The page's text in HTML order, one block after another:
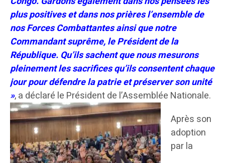
plus positives et dans nos prières l’ensemble de
nos Forces Combattantes ainsi que notre
Commandant suprême, le Président de la
République. Qu’ils sachent que nous mesurons
pleinement les sacrifices qu’ils consentent chaque
jour pour défendre la patrie et préserver son unité
», a déclaré le Président de l’Assemblée Nationale.
Après son
adoption
par la